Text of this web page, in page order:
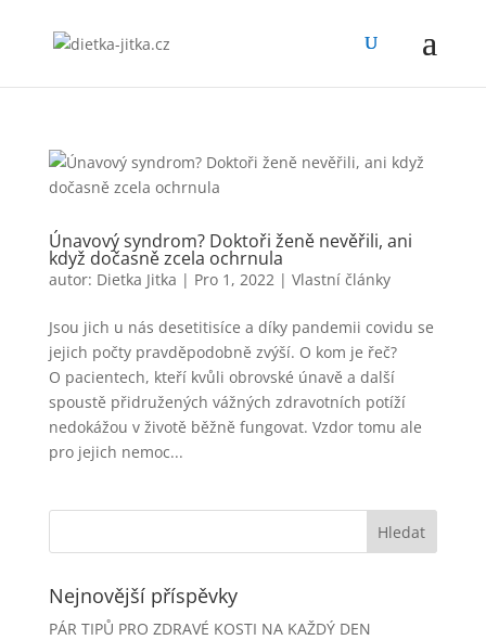
Únavový syndrom? Doktoři ženě nevěřili, ani
když dočasně zcela ochrnula
autor: Dietka Jitka | Pro 1, 2022| Vlastní články
Jsou jich u nás desetitisíce a díky pandemii covidu se
jejich počty pravděpodobně zvýší. O kom je řeč?
O pacientech, kteří kvůli obrovské únavě a další
spoustě přidružených vážných zdravotních potíží
nedokážou v životě běžně fungovat. Vzdor tomu ale
pro jejich nemoc...
Nejnovější příspěvky
PÁR TIPŮ PRO ZDRAVÉ KOSTI NA KAŽDÝ DEN